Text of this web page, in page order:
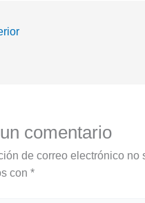
comentario
de correo electrónico no
con *